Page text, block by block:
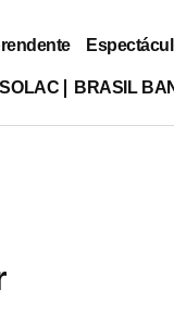
BRASIL